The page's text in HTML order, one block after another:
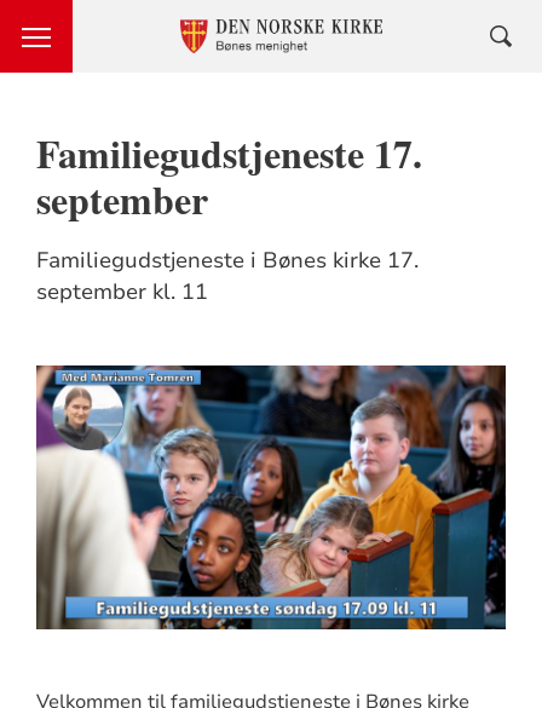
Familiegudstjeneste 17.
september
Familiegudstjeneste i Bønes kirke 17.
september kl. 11
Velkommen til familiegudstjeneste i Bønes kirke